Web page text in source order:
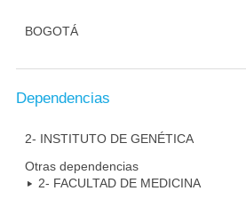
BOGOTÁ
Dependencias
2- INSTITUTO DE GENÉTICA
Otras dependencias
2- FACULTAD DE MEDICINA